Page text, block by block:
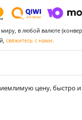
в любой валюте
свяжитесь с нами.
цену, быстро